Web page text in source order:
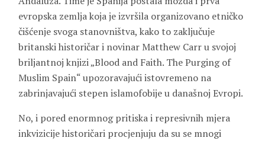
evropska zemlja koja je izvršila organizovano etničko
čišćenje svoga stanovništva, kako to zaključuje
britanski historičar i novinar Matthew Carr u svojoj
briljantnoj knjizi „Blood and Faith. The Purging of
Muslim Spain“ upozoravajući istovremeno na
zabrinjavajući stepen islamofobije u današnoj Evropi.
No, i pored enormnog pritiska i represivnih mjera
inkvizicije historičari procjenjuju da su se mnogi